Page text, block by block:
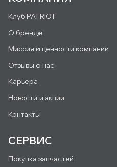
Клуб PATRIOT
О бренде
Миссия и ценности компании
Отзывы о нас
Карьера
Новости и акции
Контакты
СЕРВИС
Покупка запчастей